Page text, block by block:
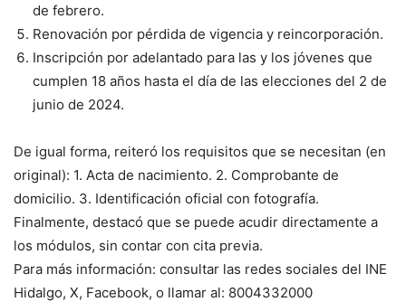
de febrero.
Renovación por pérdida de vigencia y reincorporación.
Inscripción por adelantado para las y los jóvenes que
cumplen 18 años hasta el día de las elecciones del 2 de
junio de 2024.
De igual forma, reiteró los requisitos que se necesitan (en
original): 1. Acta de nacimiento. 2. Comprobante de
domicilio. 3. Identificación oficial con fotografía.
Finalmente, destacó que se puede acudir directamente a
los módulos, sin contar con cita previa.
Para más información: consultar las redes sociales del INE
Hidalgo, X, Facebook, o llamar al: 8004332000